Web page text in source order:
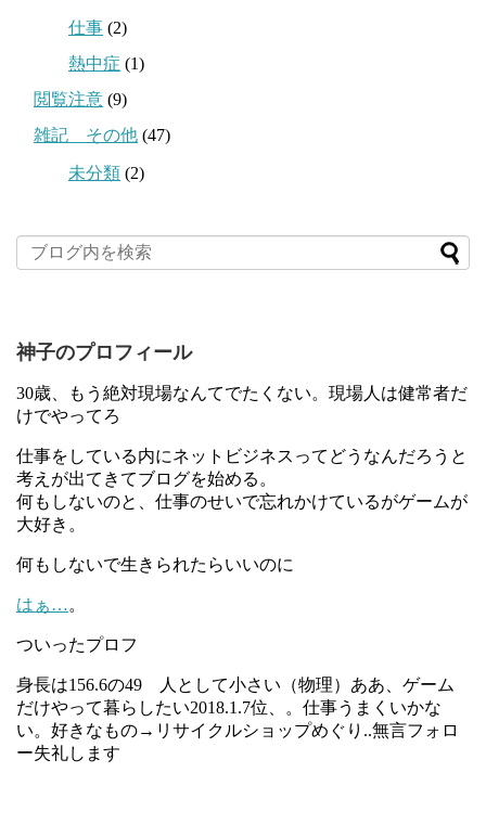
仕事 (2)
熱中症 (1)
閲覧注意 (9)
雑記 その他 (47)
未分類 (2)
神子のプロフィール
30歳、もう絶対現場なんてでたくない。現場人は健常者だ
けでやってろ
仕事をしている内にネットビジネスってどうなんだろうと
考えが出てきてブログを始める。
何もしないのと、仕事のせいで忘れかけているがゲームが
大好き。
何もしないで生きられたらいいのに
はぁ…。
ついったプロフ
身長は156.6の49 人として小さい（物理）ああ、ゲーム
だけやって暮らしたい2018.1.7位、。仕事うまくいかな
い。好きなもの→リサイクルショップめぐり..無言フォロ
ー失礼します